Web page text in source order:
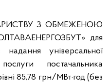
З ОБМЕЖЕНОЮ
» для
надання універсальної
постачальника
85,78 грн/МВт·год (без